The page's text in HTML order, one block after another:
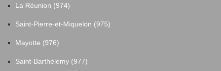
La Réunion (974)
Saint-Pierre-et-Miquelon (975)
Mayotte (976)
Saint-Barthélemy (977)